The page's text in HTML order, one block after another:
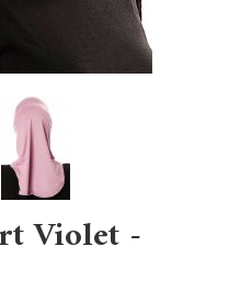
Violet -